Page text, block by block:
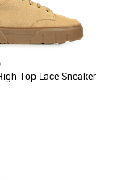
Top Lace Sneaker